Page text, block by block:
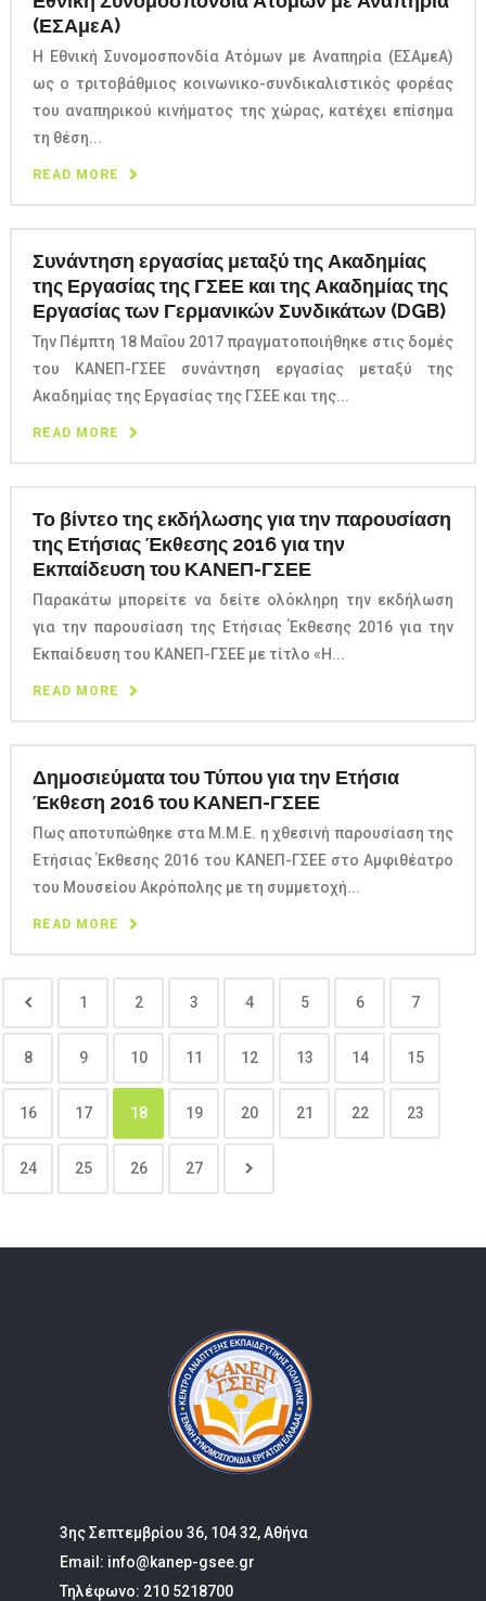
(ΕΣΑμεΑ)
Η Εθνική Συνομοσπονδία Ατόμων με Αναπηρία (ΕΣΑμεΑ)
ως ο τριτοβάθμιος κοινωνικο-συνδικαλιστικός φορέας
του αναπηρικού κινήματος της χώρας, κατέχει επίσημα
τη θέση...
READ MORE
Συνάντηση εργασίας μεταξύ της Ακαδημίας
της Εργασίας της ΓΣΕΕ και της Ακαδημίας της
Εργασίας των Γερμανικών Συνδικάτων (DGB)
Την Πέμπτη 18 Μαΐου 2017 πραγματοποιήθηκε στις δομές
του ΚΑΝΕΠ-ΓΣΕΕ συνάντηση εργασίας μεταξύ της
Ακαδημίας της Εργασίας της ΓΣΕΕ και της...
READ MORE
Το βίντεο της εκδήλωσης για την παρουσίαση
της Ετήσιας Έκθεσης 2016 για την
Εκπαίδευση του ΚΑΝΕΠ-ΓΣΕΕ
Παρακάτω μπορείτε να δείτε ολόκληρη την εκδήλωση
για την παρουσίαση της Ετήσιας Έκθεσης 2016 για την
Εκπαίδευση του ΚΑΝΕΠ-ΓΣΕΕ με τίτλο «Η...
READ MORE
Δημοσιεύματα του Τύπου για την Ετήσια
Έκθεση 2016 του ΚΑΝΕΠ-ΓΣΕΕ
Πως αποτυπώθηκε στα Μ.Μ.Ε. η χθεσινή παρουσίαση της
Ετήσιας Έκθεσης 2016 του ΚΑΝΕΠ-ΓΣΕΕ στο Αμφιθέατρο
του Μουσείου Ακρόπολης με τη συμμετοχή...
READ MORE
1 2 3 4 5 6 7
8 9 10 11 12 13 14 15
16 17 18 19 20 21 22 23
24 25 26 27
3ης Σεπτεμβρίου 36, 104 32, Αθήνα
Email: info@kanep-gsee.gr
Τηλέφωνο: 210 5218700